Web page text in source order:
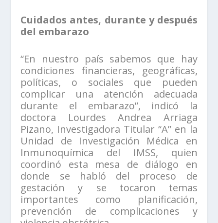
Cuidados antes, durante y después
del embarazo
“En nuestro país sabemos que hay
condiciones financieras, geográficas,
políticas, o sociales que pueden
complicar una atención adecuada
durante el embarazo”, indicó la
doctora Lourdes Andrea Arriaga
Pizano, Investigadora Titular “A” en la
Unidad de Investigación Médica en
Inmunoquímica del IMSS, quien
coordinó esta mesa de diálogo en
donde se habló del proceso de
gestación y se tocaron temas
importantes como planificación,
prevención de complicaciones y